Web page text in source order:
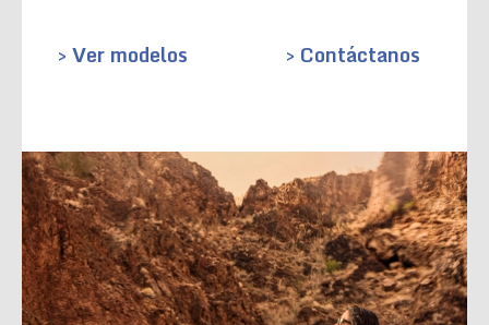
> Ver modelos > Contáctanos